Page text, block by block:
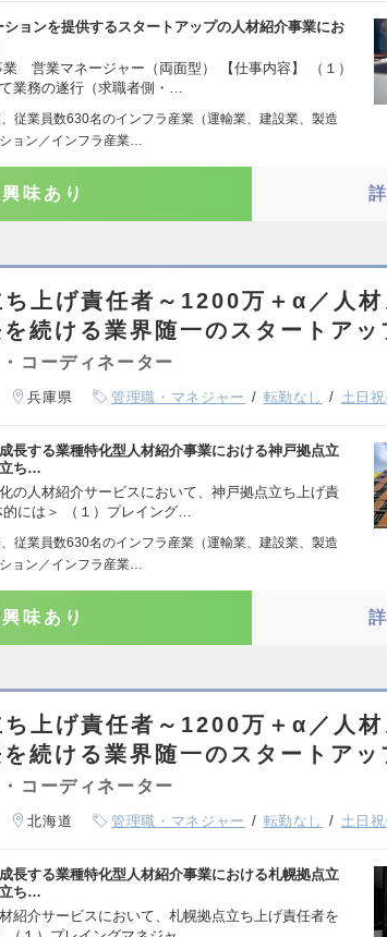
ョンを提供するスタートアップの人材紹介事業にお
業 営業マネージャー（両面型） 【仕事内容】 （１）
業務の遂行（求職者側・…
、従業員数630名のインフラ産業（運輸業、建設業、製造
ョン／インフラ産業…
興味あり
上げ責任者～1200万＋α／人材
続ける業界随一のスタートアッ
コーディネーター
兵庫県 管理職・マネジャー 転勤なし 土日
長する業種特化型人材紹介事業における神戸拠点立
立ち…
の人材紹介サービスにおいて、神戸拠点立ち上げ責
には＞ （１）プレイング…
、従業員数630名のインフラ産業（運輸業、建設業、製造
ョン／インフラ産業…
興味あり
上げ責任者～1200万＋α／人材
続ける業界随一のスタートアッ
コーディネーター
北海道 管理職・マネジャー 転勤なし 土日
長する業種特化型人材紹介事業における札幌拠点立
立ち…
紹介サービスにおいて、札幌拠点立ち上げ責任者を